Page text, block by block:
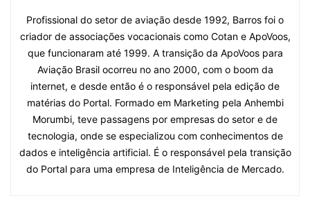
Profissional do setor de aviação desde 1992, Barros foi o
criador de associações vocacionais como Cotan e ApoVoos,
que funcionaram até 1999. A transição da ApoVoos para
Aviação Brasil ocorreu no ano 2000, com o boom da
internet, e desde então é o responsável pela edição de
matérias do Portal. Formado em Marketing pela Anhembi
Morumbi, teve passagens por empresas do setor e de
tecnologia, onde se especializou com conhecimentos de
dados e inteligência artificial. É o responsável pela transição
do Portal para uma empresa de Inteligência de Mercado.